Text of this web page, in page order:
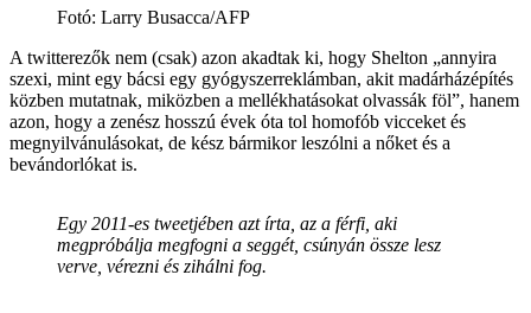
Fotó: Larry Busacca/AFP
A twitterezők nem (csak) azon akadtak ki, hogy Shelton „annyira
szexi, mint egy bácsi egy gyógyszerreklámban, akit madárházépítés
közben mutatnak, miközben a mellékhatásokat olvassák föl”, hanem
azon, hogy a zenész hosszú évek óta tol homofób vicceket és
megnyilvánulásokat, de kész bármikor leszólni a nőket és a
bevándorlókat is.
Egy 2011-es tweetjében azt írta, az a férfi, aki
megpróbálja megfogni a seggét, csúnyán össze lesz
verve, vérezni és zihálni fog.